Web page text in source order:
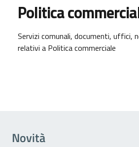
Politica
Dettagli
Servizi comunali, documenti, uffici,
relativi a Politica commerciale
Novità